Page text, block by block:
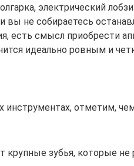
электрический
не собираетесь
есть смысл приобрести
идеально ровным и
инструментах, отметим,
крупные зубья, которые не